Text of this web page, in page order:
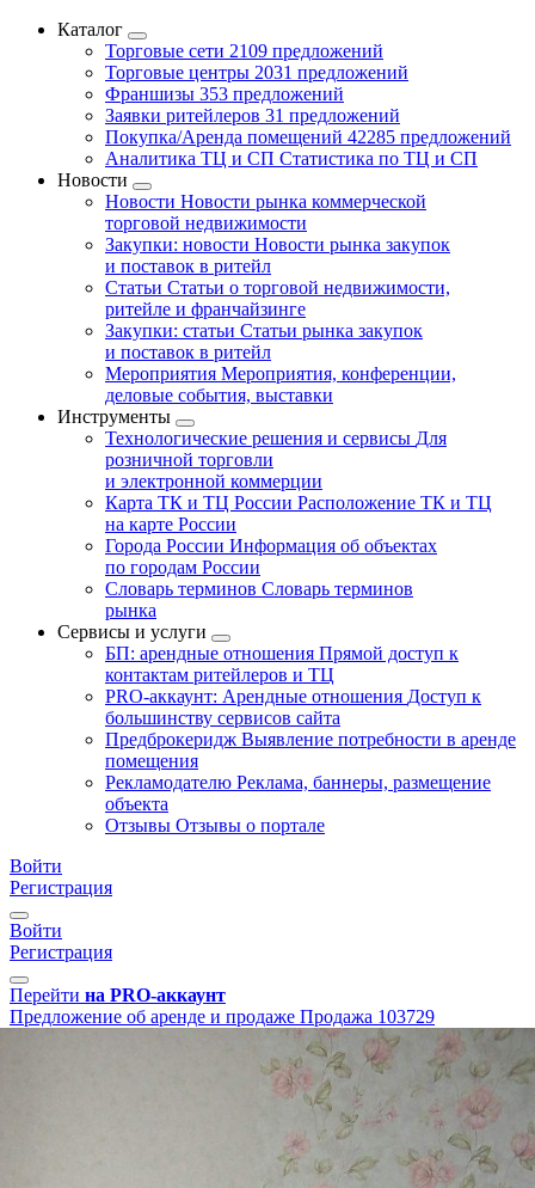
Каталог
Торговые сети 2109 предложений
Торговые центры 2031 предложений
Франшизы 353 предложений
Заявки ритейлеров 31 предложений
Покупка/Аренда помещений 42285 предложений
Аналитика ТЦ и СП Статистика по ТЦ и СП
Новости
Новости Новости рынка коммерческой
торговой недвижимости
Закупки: новости Новости рынка закупок
и поставок в ритейл
Статьи Статьи о торговой недвижимости,
ритейле и франчайзинге
Закупки: статьи Статьи рынка закупок
и поставок в ритейл
Мероприятия Мероприятия, конференции,
деловые события, выставки
Инструменты
Технологические решения и сервисы Для
розничной торговли
и электронной коммерции
Карта ТК и ТЦ России Расположение ТК и ТЦ
на карте России
Города России Информация об объектах
по городам России
Словарь терминов Словарь терминов
рынка
Сервисы и услуги
БП: арендные отношения Прямой доступ к
контактам ритейлеров и ТЦ
PRO-аккаунт: Арендные отношения Доступ к
большинству сервисов сайта
Предброкеридж Выявление потребности в аренде
помещения
Рекламодателю Реклама, баннеры, размещение
объекта
Отзывы Отзывы о портале
Войти
Регистрация
Войти
Регистрация
Перейти на PRO-аккаунт
Предложение об аренде и продаже Продажа 103729